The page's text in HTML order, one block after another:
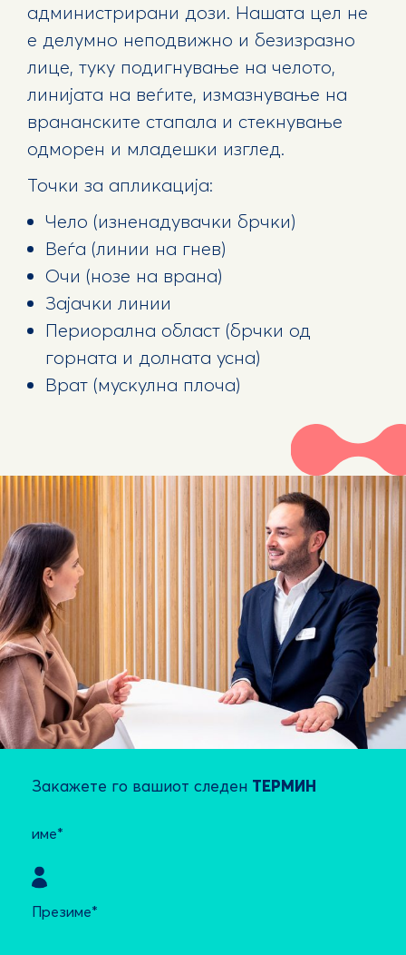
администрирани дози. Нашата цел не
е делумно неподвижно и безизразно
лице, туку подигнување на челото,
линијата на веѓите, измазнување на
врананските стапала и стекнување
одморен и младешки изглед.
Точки за апликација:
Чело (изненадувачки брчки)
Веѓа (линии на гнев)
Очи (нозе на врана)
Зајачки линии
Периорална област (брчки од
горната и долната усна)
Врат (мускулна плоча)
Закажете го вашиот следен ТЕРМИН
име*
Презиме*